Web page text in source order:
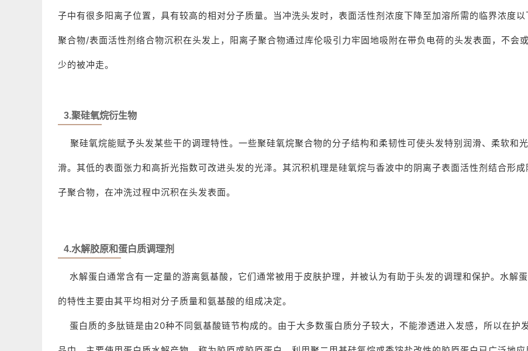
子中有很多阳离子位置，具有较高的相对分子质量。当冲洗头发时，表面活性剂浓度下降至加溶所需的临界浓度以
聚合物/表面活性剂络合物沉积在头发上，阳离子聚合物通过库伦吸引力牢固地吸附在带负电荷的头发表面，不会
少的被冲走。
3.聚硅氧烷衍生物
聚硅氧烷能赋予头发某些干的调理特性。一些聚硅氧烷聚合物的分子结构和柔韧性可使头发特别润滑、柔软和光
滑。其低的表面张力和高折光指数可改进头发的光泽。其沉积机理是硅氧烷与香波中的阴离子表面活性剂结合形成
子聚合物，在冲洗过程中沉积在头发表面。
4.水解胶原和蛋白质调理剂
水解蛋白通常含有一定量的游离氨基酸，它们通常被用于皮肤护理，并被认为有助于头发的调理和保护。水解
的特性主要由其平均相对分子质量和氨基酸的组成决定。
蛋白质的多肽链是由20种不同氨基酸链节构成的。由于大多数蛋白质分子较大，不能渗透进入发感，所以在护